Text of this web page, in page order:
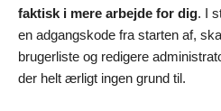
faktisk i mere arbejde for dig. I
en adgangskode fra starten af,
brugerliste og redigere
der helt ærligt ingen grund til.